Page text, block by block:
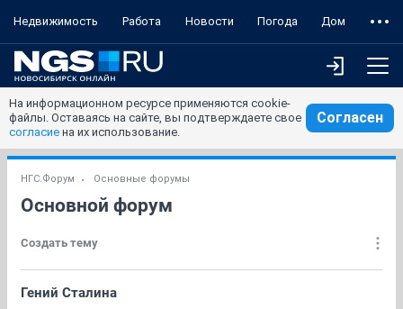
Недвижимость Работа Новости Погода Дом
На информационном ресурсе применяются cookie-
файлы. Оставаясь на сайте, вы подтверждаете свое
согласие на их использование.
Согласен
НГС.Форум Основные форумы
Основной форум
Создать тему
Гений Сталина